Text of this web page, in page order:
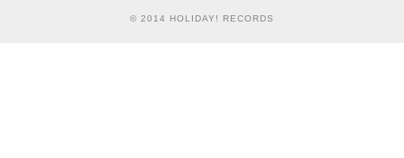
© 2014 HOLIDAY! RECORDS